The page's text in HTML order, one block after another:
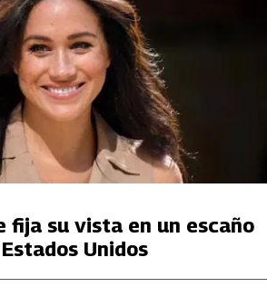
fija su vista en un escaño
Unidos